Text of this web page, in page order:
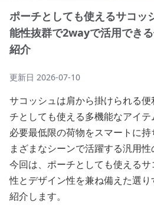
ポーチとしても使えるサコッ
能性抜群で2wayで活用でき
紹介
更新日 2026-07-10
サコッシュは肩から掛けられる
チとしても使える多機能なアイテ
必要最低限の荷物をスマートに
まざまなシーンで活躍する汎用性
今回は、ポーチとしても使える
性とデザイン性を兼ね備えた選
紹介します。